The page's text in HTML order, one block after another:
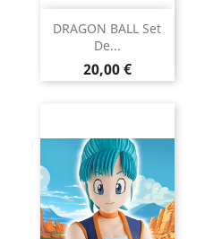
DRAGON BALL Set
De...
Prix
20,00 €